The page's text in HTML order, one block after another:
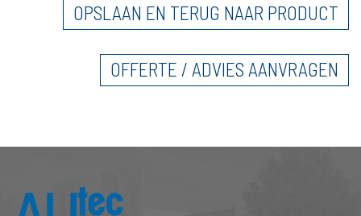
OPSLAAN EN TERUG NAAR PRODUCT
OFFERTE / ADVIES AANVRAGEN